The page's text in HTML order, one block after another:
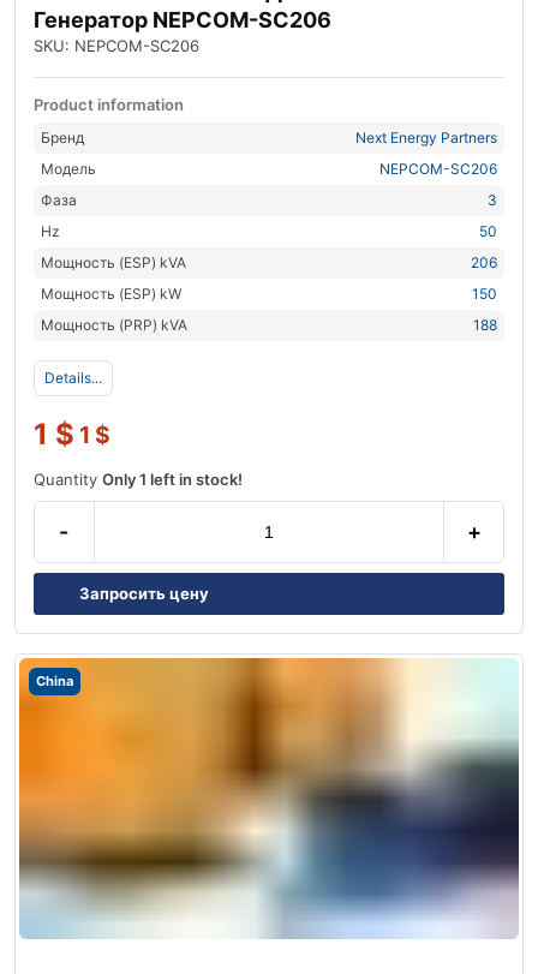
Генератор NEPCOM-SC206
SKU: NEPCOM-SC206
Product information
Бренд
Next Energy Partners
Модель
NEPCOM-SC206
Фаза
3
Hz
50
Мощность (ESP) kVA
206
Мощность (ESP) kW
150
Мощность (PRP) kVA
188
Details...
1 $ 1 $
Quantity Only 1 left in stock!
- +
Запросить цену
China